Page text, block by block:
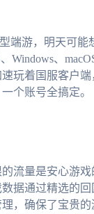
端游，明天可能
Windows、
玩着国服客户
个账号全搞定。
流量是安心游
据通过精选的
，确保了宝贵